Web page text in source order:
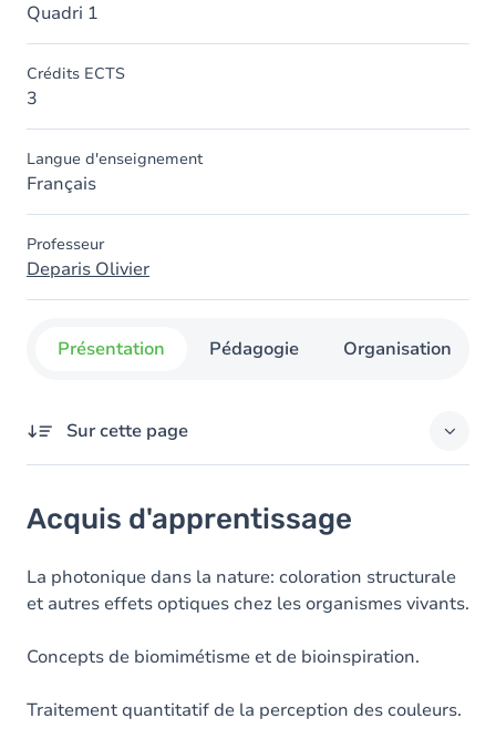
Quadri 1
Crédits ECTS
3
Langue d'enseignement
Français
Professeur
Deparis Olivier
Présentation Pédagogie Organisation
Sur cette page
Objectifs
Contenu
Acquis d'apprentissage
La photonique dans la nature: coloration structurale
et autres effets optiques chez les organismes vivants.
Concepts de biomimétisme et de bioinspiration.
Traitement quantitatif de la perception des couleurs.